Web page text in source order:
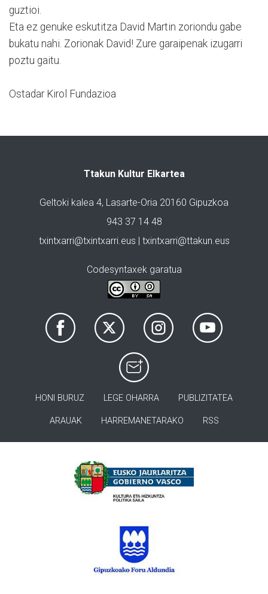
guztioi.
Eta ez genuke eskutitza David Martin zoriondu gabe
bukatu nahi. Zorionak David! Zure garaipenak izugarri
poztu gaitu.
Ostadar Kirol Fundazioa
Ttakun Kultur Elkartea
Geltoki kalea 4, Lasarte-Oria 20160 Gipuzkoa
943 37 14 48
txintxarri@txintxarri.eus | txintxarri@ttakun.eus
Codesyntaxek garatua
HONI BURUZ LEGE OHARRA PUBLIZITATEA
ARAUAK HARREMANETARAKO RSS